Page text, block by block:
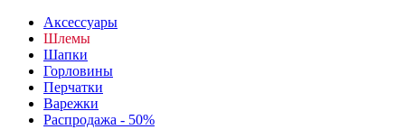
Аксессуары
Шлемы
Шапки
Горловины
Перчатки
Варежки
Распродажа - 50%